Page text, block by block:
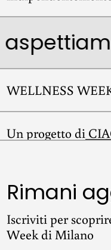
WELLNESS
Un progetto di
Instagram
Rimani
Iscriviti per
Week di Milano